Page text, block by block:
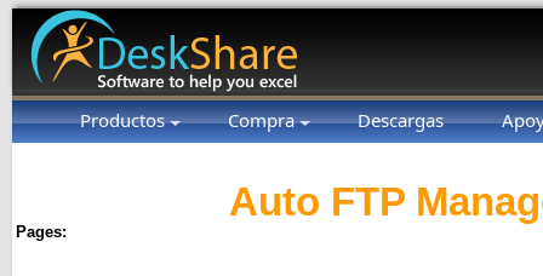
Productos Compra Descargas
Pages:
Auto FTP